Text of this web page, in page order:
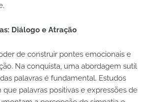
Diálogo e Atração
de construir pontes emocionais e
Na conquista, uma abordagem sutil
palavras é fundamental. Estudos
palavras positivas e expressões de